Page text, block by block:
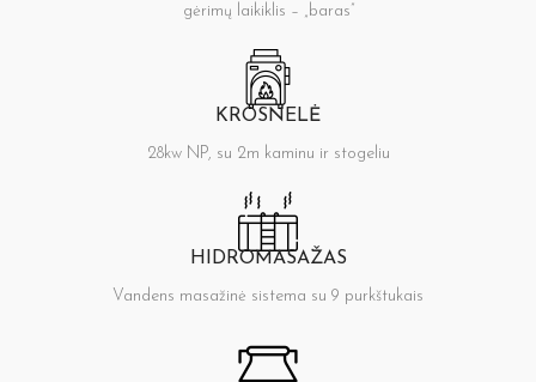
gėrimų laikiklis – „baras”
KROSNELĖ
28kw NP, su 2m kaminu ir stogeliu
HIDROMASAŽAS
Vandens masažinė sistema su 9 purkštukais